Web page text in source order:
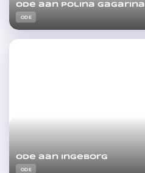
Ode aan Polina Gagarina
ODE
Ode aan Ingeborg
ODE